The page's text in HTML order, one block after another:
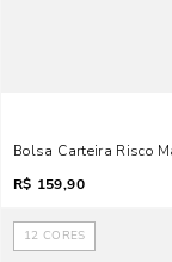
Bolsa Carteira Risco
R$ 159,90
12 CORES